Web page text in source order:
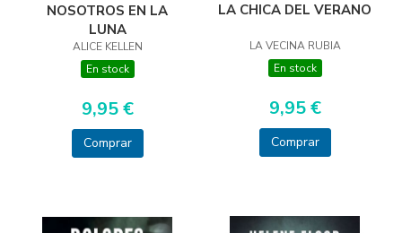
NOSOTROS EN LA
LUNA
ALICE KELLEN
En stock
9,95 €
Comprar
LA CHICA DEL VERANO
LA VECINA RUBIA
En stock
9,95 €
Comprar